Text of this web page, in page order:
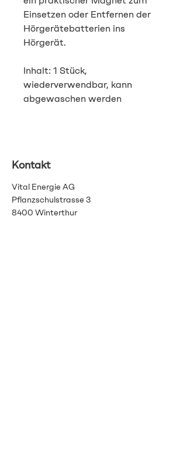
Einsetzen oder Entfernen der
Hörgerätebatterien ins
Hörgerät.
Inhalt: 1 Stück,
wiederverwendbar, kann
abgewaschen werden
Kontakt
Vital Energie AG
Pflanzschulstrasse 3
8400 Winterthur